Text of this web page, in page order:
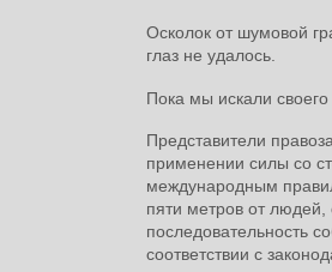
Осколок от шумовой
глаз не удалось.
Пока мы искали
Представители
применении силы со
международным
пяти метров от
последовательность
соответствии с